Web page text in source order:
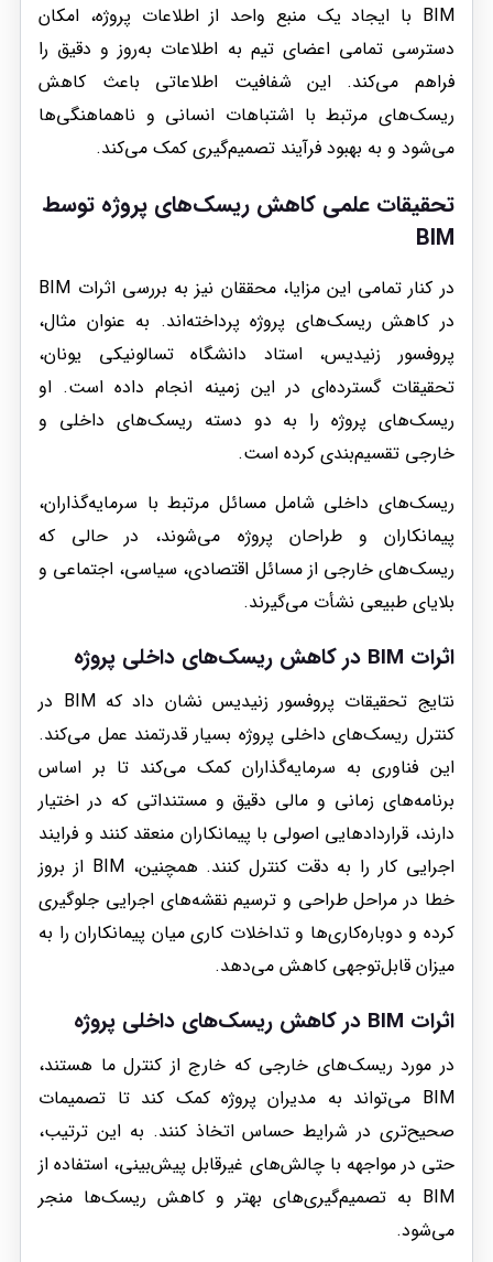
BIM با ایجاد یک منبع واحد از اطلاعات پروژه، امکان
دسترسی تمامی اعضای تیم به اطلاعات به‌روز و دقیق را
فراهم می‌کند. این شفافیت اطلاعاتی باعث کاهش
ریسک‌های مرتبط با اشتباهات انسانی و ناهماهنگی‌ها
می‌شود و به بهبود فرآیند تصمیم‌گیری کمک می‌کند.
تحقیقات علمی کاهش ریسک‌های پروژه توسط
BIM
در کنار تمامی این مزایا، محققان نیز به بررسی اثرات BIM
در کاهش ریسک‌های پروژه پرداخته‌اند. به عنوان مثال،
پروفسور زنیدیس، استاد دانشگاه تسالونیکی یونان،
تحقیقات گسترده‌ای در این زمینه انجام داده است. او
ریسک‌های پروژه را به دو دسته ریسک‌های داخلی و
خارجی تقسیم‌بندی کرده است.
ریسک‌های داخلی شامل مسائل مرتبط با سرمایه‌گذاران،
پیمانکاران و طراحان پروژه می‌شوند، در حالی که
ریسک‌های خارجی از مسائل اقتصادی، سیاسی، اجتماعی و
بلایای طبیعی نشأت می‌گیرند.
اثرات BIM در کاهش ریسک‌های داخلی پروژه
نتایج تحقیقات پروفسور زنیدیس نشان داد که BIM در
کنترل ریسک‌های داخلی پروژه بسیار قدرتمند عمل می‌کند.
این فناوری به سرمایه‌گذاران کمک می‌کند تا بر اساس
برنامه‌های زمانی و مالی دقیق و مستنداتی که در اختیار
دارند، قراردادهایی اصولی با پیمانکاران منعقد کنند و فرایند
اجرایی کار را به دقت کنترل کنند. همچنین، BIM از بروز
خطا در مراحل طراحی و ترسیم نقشه‌های اجرایی جلوگیری
کرده و دوباره‌کاری‌ها و تداخلات کاری میان پیمانکاران را به
میزان قابل‌توجهی کاهش می‌دهد.
اثرات BIM در کاهش ریسک‌های داخلی پروژه
در مورد ریسک‌های خارجی که خارج از کنترل ما هستند،
BIM می‌تواند به مدیران پروژه کمک کند تا تصمیمات
صحیح‌تری در شرایط حساس اتخاذ کنند. به این ترتیب،
حتی در مواجهه با چالش‌های غیرقابل پیش‌بینی، استفاده از
BIM به تصمیم‌گیری‌های بهتر و کاهش ریسک‌ها منجر
می‌شود.